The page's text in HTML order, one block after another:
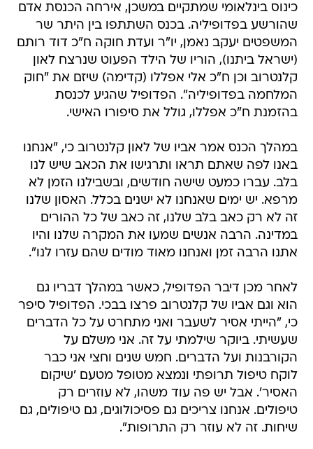
כינוס בינלאומי שמתקיים במשכן, אירחה הכנסת אדם
שהורשע בפדופיליה. בכנס השתתפו בין היתר שר
המשפטים יעקב נאמן, יו"ר ועדת חוקה ח"כ דוד רותם
(ישראל ביתנו), הוריו של הילד הפעוט שנרצח לאון
קלנטרוב וכן ח"כ אלי אפללו (קדימה) שיזם את "חוק
המלחמה בפדופיליה". הפדופיל שהגיע לכנסת
בהזמנת ח"כ אפללו, גולל את סיפורו האישי.
במהלך הכנס אמר אביו של לאון קלנטרוב כי, "אנחנו
באנו לפה שאתם תראו ותרגישו את הכאב שיש לנו
בלב. עברו כמעט שישה חודשים, ובשבילנו הזמן לא
מרפא. יש ימים שאנחנו לא ישנים בכלל. האסון שלנו
זה לא רק כאב בלב שלנו, זה כאב של כל ההורים
במדינה. הרבה אנשים שמעו את המקרה שלנו והיו
אתנו הרבה זמן ואנחנו מאוד מודים שהם עזרו לנו".
לאחר מכן דיבר הפדופיל, כאשר במהלך דבריו גם
הוא וגם אביו של קלנטרוב פרצו בבכי. הפדופיל סיפר
כי, "הייתי אסיר לשעבר ואני מתחרט על כל הדברים
שעשיתי. ביוקר שילמתי על זה. אני משלם על
הקורבנות ועל הדברים. חמש שנים וחצי אני כבר
לוקח טיפול תרופתי ונמצא מטופל מטעם 'שיקום
האסיר'. אבל יש פה עוד משהו, לא עוזרים רק
טיפולים. אנחנו צריכים גם פסיכולוגים, גם טיפולים, גם
שיחות. זה לא עוזר רק התרופות".